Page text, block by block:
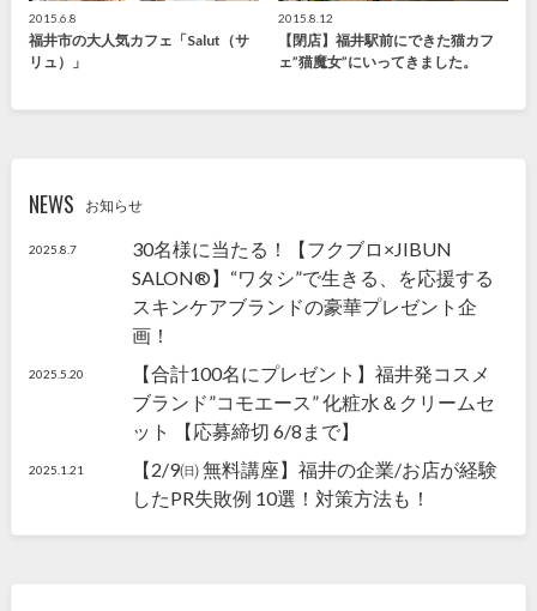
2015.6.8
福井市の大人気カフェ「Salut（サ
リュ）」
2015.8.12
【閉店】福井駅前にできた猫カフ
ェ”猫魔女”にいってきました。
NEWS お知らせ
2025.8.7
30名様に当たる！【フクブロ×JIBUN
SALON®】“ワタシ”で生きる、を応援する
スキンケアブランドの豪華プレゼント企
画！
2025.5.20
【合計100名にプレゼント】福井発コスメ
ブランド”コモエース” 化粧水＆クリームセ
ット 【応募締切 6/8まで】
2025.1.21
【2/9㈰ 無料講座】福井の企業/お店が経験
したPR失敗例 10選！対策方法も！